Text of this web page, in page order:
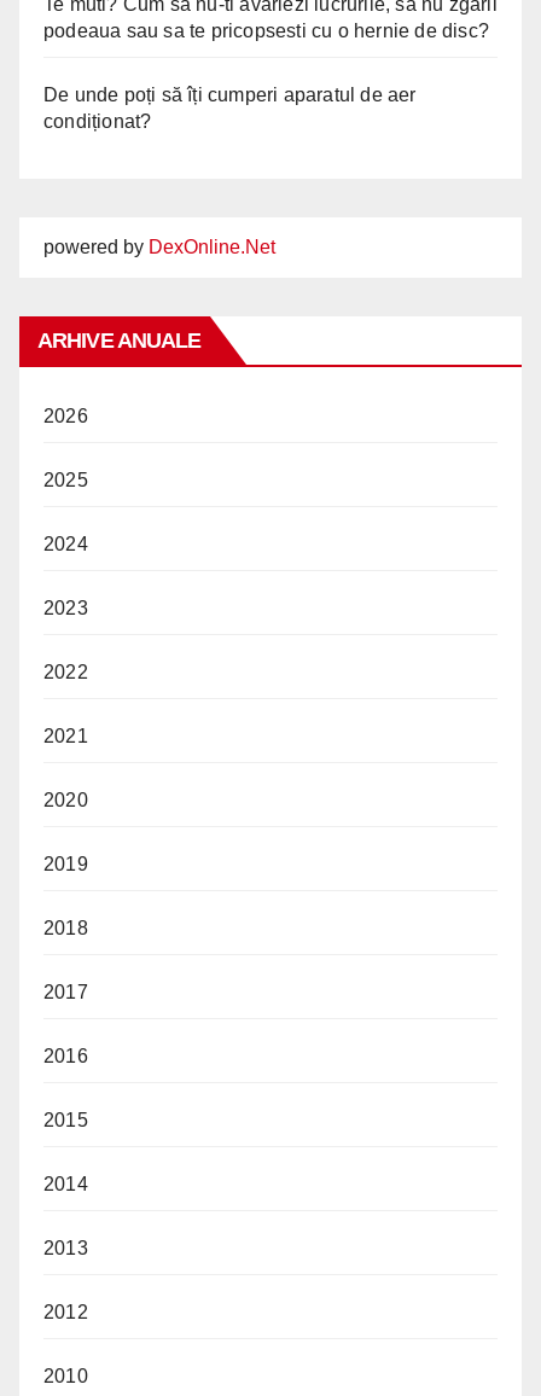
podeaua sau sa te pricopsesti cu o hernie de disc?
De unde poți să îți cumperi aparatul de aer
condiționat?
powered by DexOnline.Net
ARHIVE ANUALE
2026
2025
2024
2023
2022
2021
2020
2019
2018
2017
2016
2015
2014
2013
2012
2010